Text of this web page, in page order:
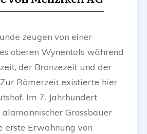
zeugen von einer
oberen Wynentals während
der Bronzezeit und der
Römerzeit existierte hier
Im 7. Jahrhundert
Grossbauer
erste Erwähnung von